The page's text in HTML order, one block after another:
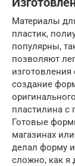
Материалы
пластик,
популярны,
позволяют
создание
пластилина
Готовые
магазинах
делал форму
сложно, как я